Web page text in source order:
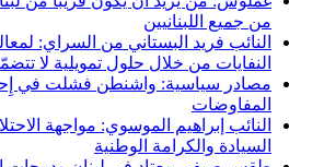
من جميع اللبنانيين
النائب فريد البستاني من السراي:
النفايات من خلال حلول تمويلية لا
مصادر سياسية: واشنطن فشلت في
المفاوضات
النائب إبراهيم الموسوي: مواجهة
السيادة والكرامة الوطنية